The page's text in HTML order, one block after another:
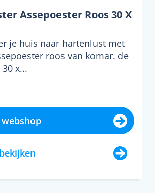
Assepoester Roos 30 X
je huis naar hartenlust met
roos van komar. de
x...